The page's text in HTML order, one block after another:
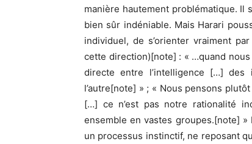
manière hautement problématique. Il
bien sûr indéniable. Mais Harari
individuel, de s’orienter vraiment
cette direction)[note] : « …quand
directe entre l’intelligence […]
l’autre[note] » ; « Nous pensons
[…] ce n’est pas notre rationalité
ensemble en vastes groupes.[note]
un processus instinctif, ne reposant